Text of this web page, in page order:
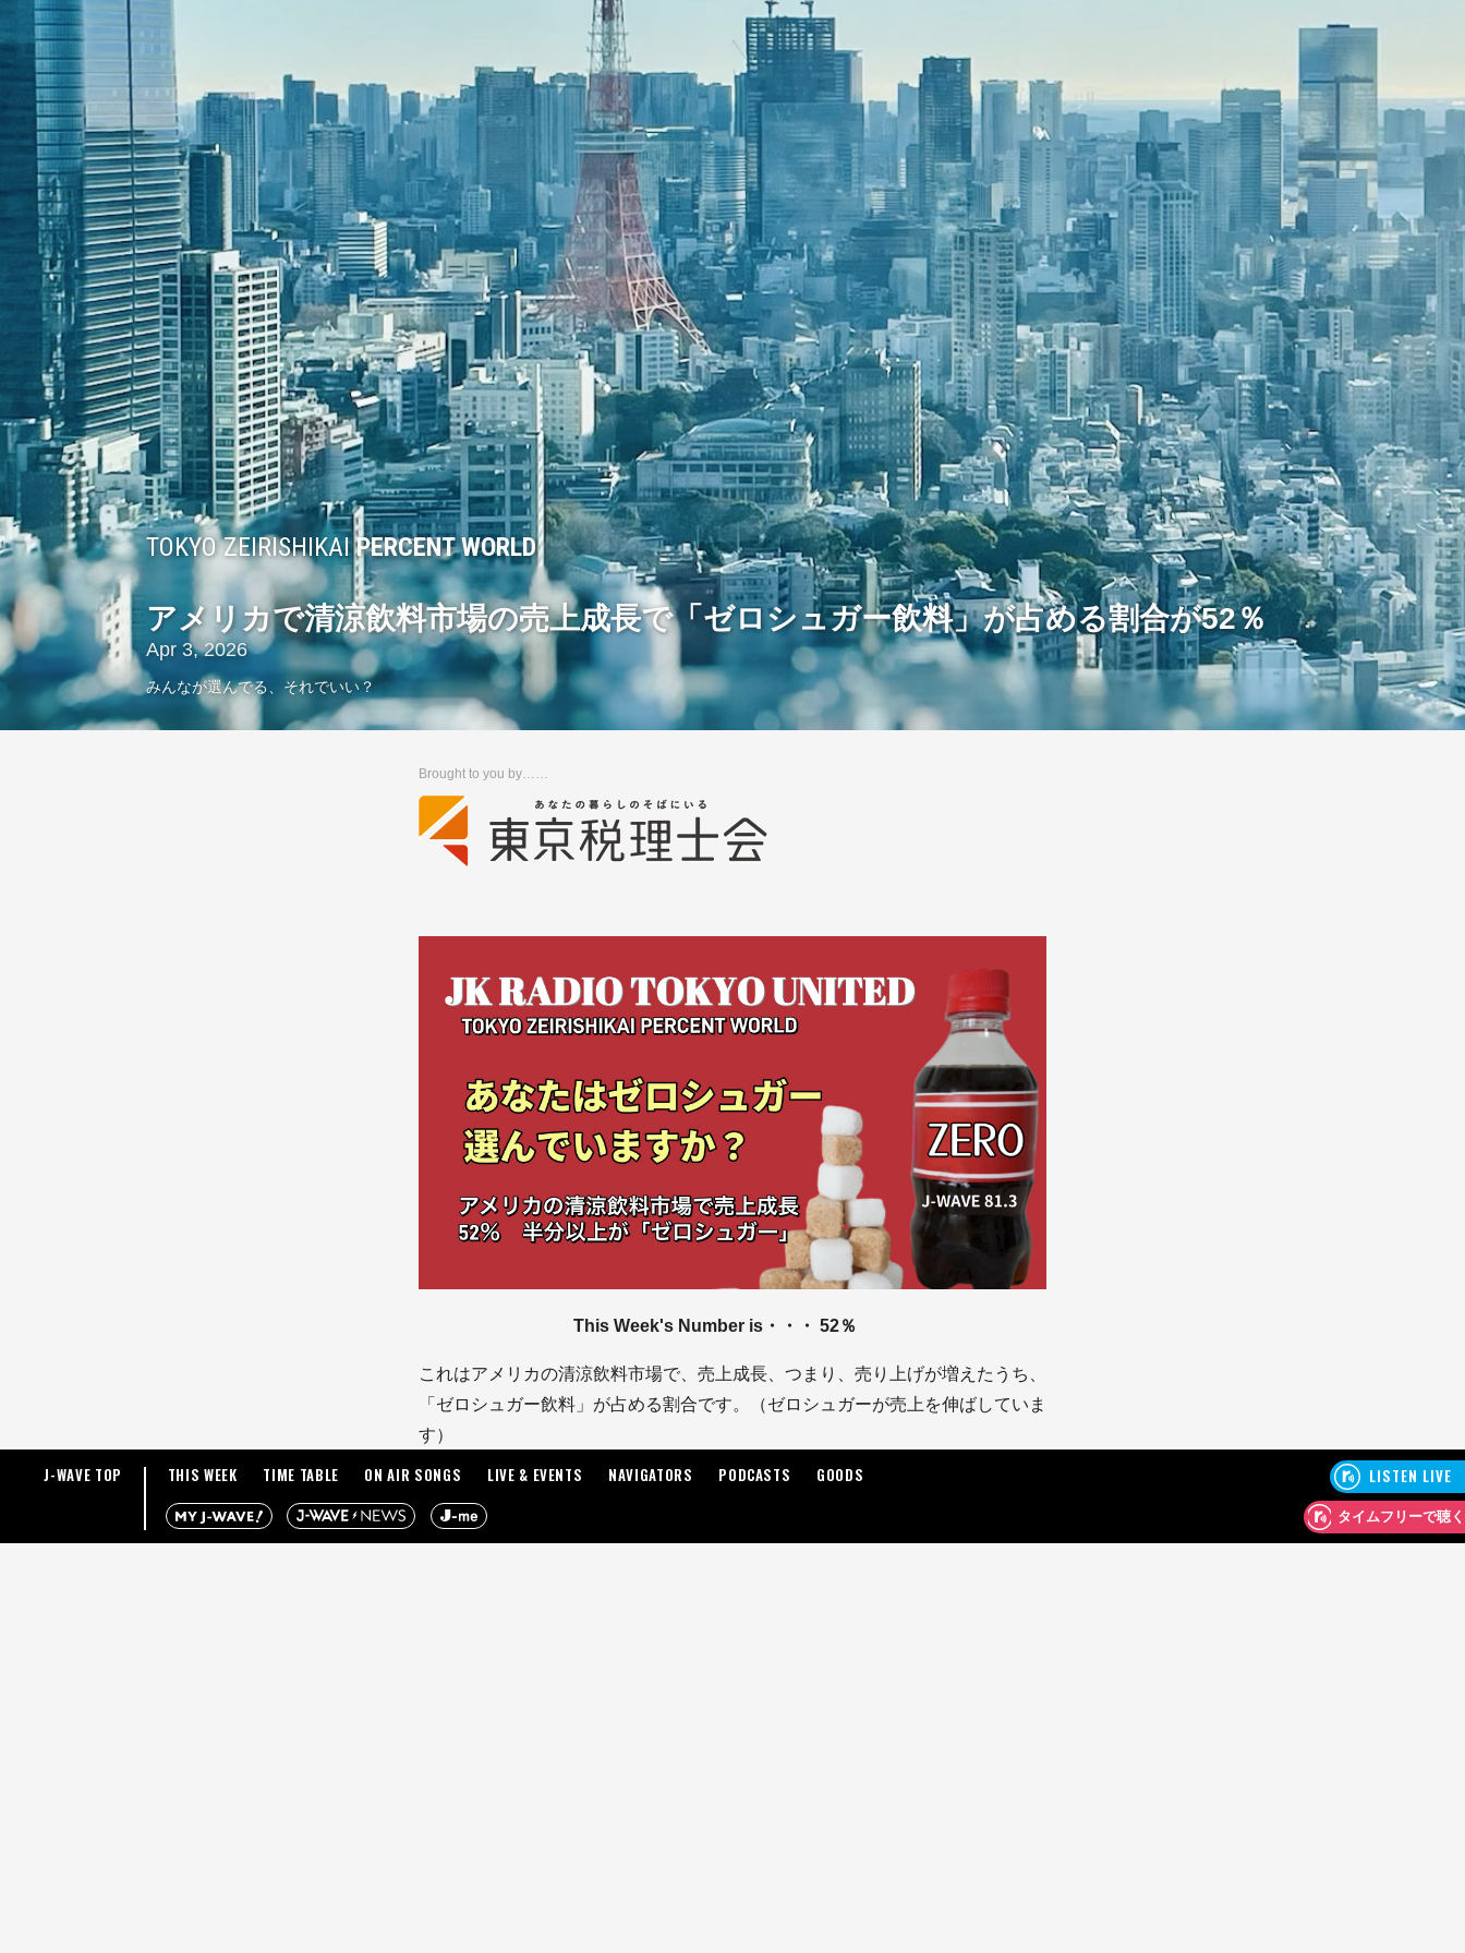
TOKYO ZEIRISHIKAIPERCENT WORLD
アメリカで清涼飲料市場の売上成長で「ゼロシュガー飲料」が占める割合が52％
Apr 3, 2026
みんなが選んでる、それでいい？
Brought to you by……
This Week's Number is・・・ 52％
これはアメリカの清涼飲料市場で、売上成長、つまり、売り上げが増えたうち、
「ゼロシュガー飲料」が占める割合です。（ゼロシュガーが売上を伸ばしていま
す）
アメリカの調査会社サーカナの調査によるもので、「ゼロシュガー飲料」の販売
は2025年1月から9月において、大手のペプシとコカコーラ、いずれも前年を上
回り、通常の砂糖入りの販売は減少しています。
J-WAVE TOP THIS WEEK TIME TABLE ON AIR SONGS LIVE & EVENTS NAVIGATORS PODCASTS GOODS